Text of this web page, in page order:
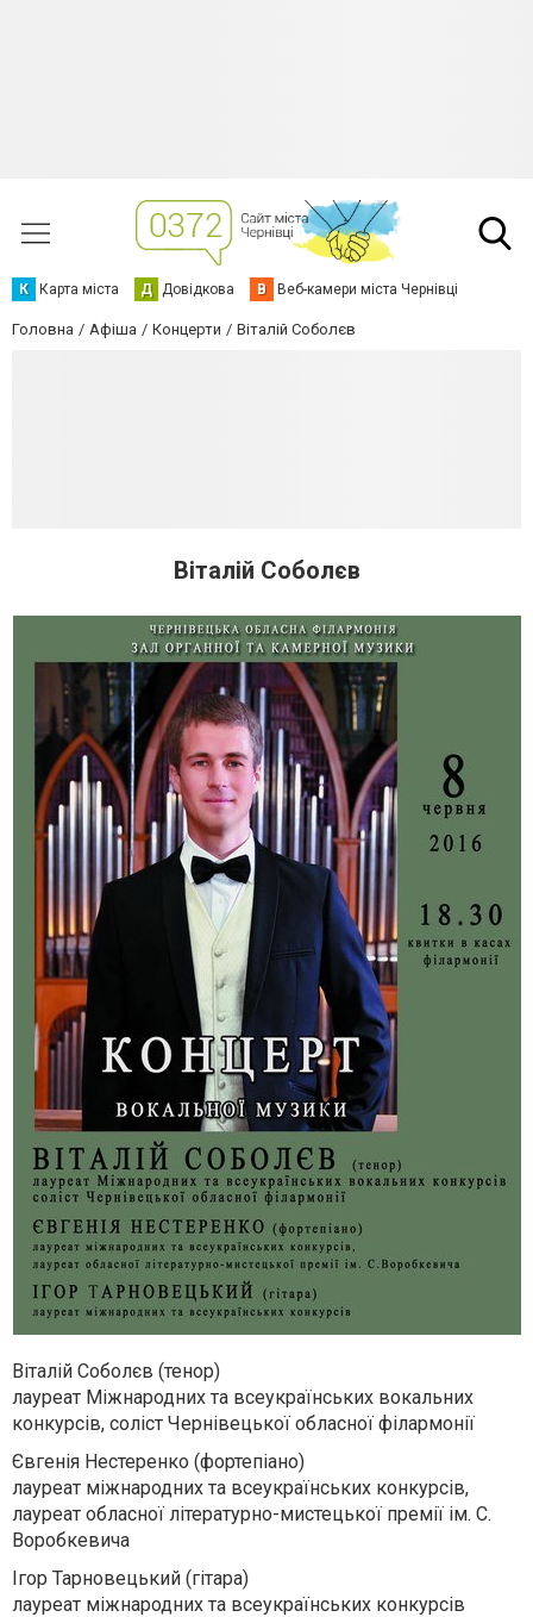
К Карта міста Д Довідкова В Веб-камери міста Чернівці
Головна Афіша Концерти Віталій Соболєв
Віталій Соболєв
Віталій Соболєв (тенор)
лауреат Міжнародних та всеукраїнських вокальних
конкурсів, соліст Чернівецької обласної філармонії
Євгенія Нестеренко (фортепіано)
лауреат міжнародних та всеукраїнських конкурсів,
лауреат обласної літературно-мистецької премії ім. С.
Воробкевича
Ігор Тарновецький (гітара)
лауреат міжнародних та всеукраїнських конкурсів